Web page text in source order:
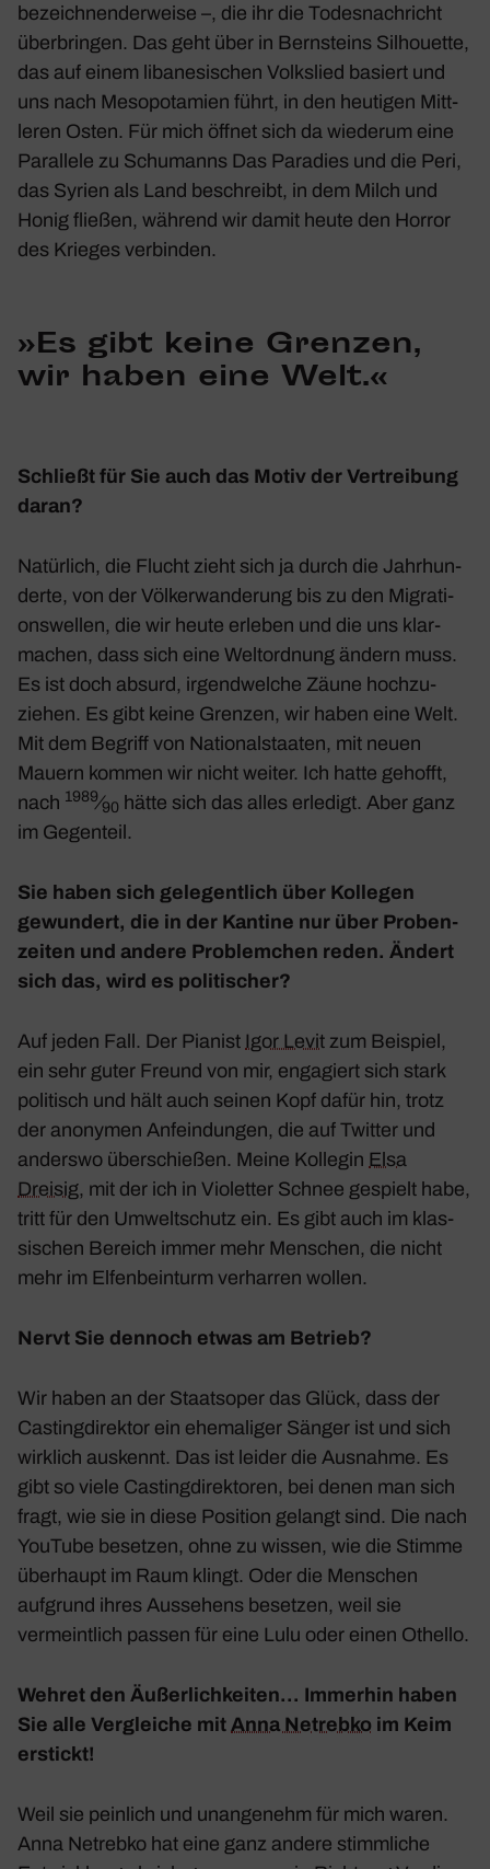
bezeich­nen­der­weise –, die ihr die Todes­nach­richt
über­bringen. Das geht über in Bern­steins Silhou­ette,
das auf einem liba­ne­si­schen Volks­lied basiert und
uns nach Meso­po­ta­mien führt, in den heutigen Mitt­
leren Osten. Für mich öffnet sich da wiederum eine
Paral­lele zu Schu­manns Das Para­dies und die Peri,
das Syrien als Land beschreibt, in dem Milch und
Honig fließen, während wir damit heute den Horror
des Krieges verbinden.
»Es gibt keine Grenzen,
wir haben eine Welt.«
Schließt für Sie auch das Motiv der Vertrei­bung
daran?
Natür­lich, die Flucht zieht sich ja durch die Jahr­hun­
derte, von der Völker­wan­de­rung bis zu den Migra­ti­
ons­wellen, die wir heute erleben und die uns klar­
ma­chen, dass sich eine Welt­ord­nung ändern muss.
Es ist doch absurd, irgend­welche Zäune hoch­zu­
ziehen. Es gibt keine Grenzen, wir haben eine Welt.
Mit dem Begriff von Natio­nal­staaten, mit neuen
Mauern kommen wir nicht weiter. Ich hatte gehofft,
nach 1989⁄90 hätte sich das alles erle­digt. Aber ganz
im Gegen­teil.
Sie haben sich gele­gent­lich über Kollegen
gewun­dert, die in der Kantine nur über Proben­
zeiten und andere Problem­chen reden. Ändert
sich das, wird es poli­ti­scher?
Auf jeden Fall. Der Pianist Igor Levit zum Beispiel,
ein sehr guter Freund von mir, enga­giert sich stark
poli­tisch und hält auch seinen Kopf dafür hin, trotz
der anonymen Anfein­dungen, die auf Twitter und
anderswo über­schießen. Meine Kollegin Elsa
Dreisig, mit der ich in Violetter Schnee gespielt habe,
tritt für den Umwelt­schutz ein. Es gibt auch im klas­
si­schen Bereich immer mehr Menschen, die nicht
mehr im Elfen­bein­turm verharren wollen.
Nervt Sie dennoch etwas am Betrieb?
Wir haben an der Staats­oper das Glück, dass der
Casting­di­rektor ein ehema­liger Sänger ist und sich
wirk­lich auskennt. Das ist leider die Ausnahme. Es
gibt so viele Casting­di­rek­toren, bei denen man sich
fragt, wie sie in diese Posi­tion gelangt sind. Die nach
YouTube besetzen, ohne zu wissen, wie die Stimme
über­haupt im Raum klingt. Oder die Menschen
aufgrund ihres Ausse­hens besetzen, weil sie
vermeint­lich passen für eine Lulu oder einen Othello.
Wehret den Äußer­lich­keiten… Immerhin haben
Sie alle Vergleiche mit Anna Netrebko im Keim
erstickt!
Weil sie pein­lich und unan­ge­nehm für mich waren.
Anna Netrebko hat eine ganz andere stimm­liche